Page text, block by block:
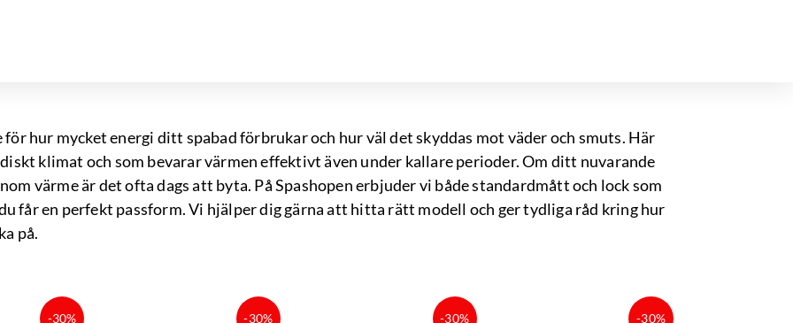
hur mycket energi ditt spabad förbrukar och hur väl det skyddas mot väder och smuts. Här
klimat och som bevarar värmen effektivt även under kallare perioder. Om ditt nuvarande
värme är det ofta dags att byta. På Spashopen erbjuder vi både standardmått och lock som
får en perfekt passform. Vi hjälper dig gärna att hitta rätt modell och ger tydliga råd kring hur
på.
-30%
Det
-30%
Det
-30%
Det
-30%
Det